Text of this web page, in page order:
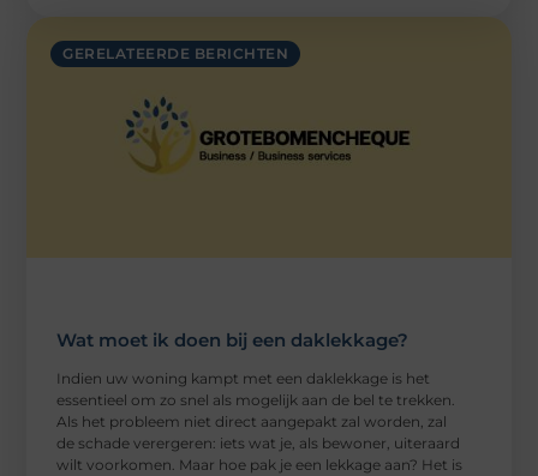
GERELATEERDE BERICHTEN
Wat moet ik doen bij een daklekkage?
Indien uw woning kampt met een daklekkage is het
essentieel om zo snel als mogelijk aan de bel te trekken.
Als het probleem niet direct aangepakt zal worden, zal
de schade verergeren: iets wat je, als bewoner, uiteraard
wilt voorkomen. Maar hoe pak je een lekkage aan? Het is